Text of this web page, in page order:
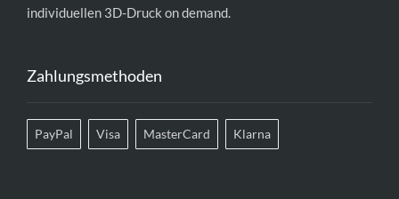
individuellen 3D-Druck on demand.
Zahlungsmethoden
PayPal Visa MasterCard Klarna